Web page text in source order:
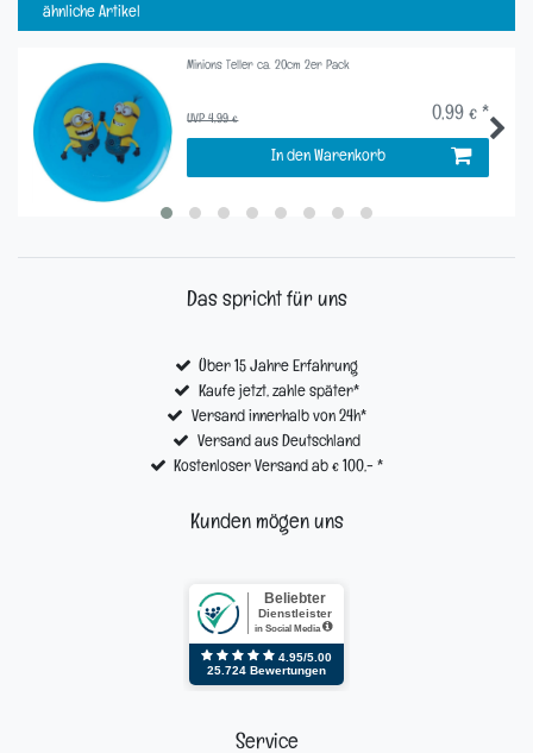
ähnliche Artikel
Minions Teller ca. 20cm 2er Pack
UVP 4,99 € 0,99 € *
In den Warenkorb
Das spricht für uns
Über 15 Jahre Erfahrung
Kaufe jetzt, zahle später*
Versand innerhalb von 24h*
Versand aus Deutschland
Kostenloser Versand ab € 100,- *
Kunden mögen uns
Service